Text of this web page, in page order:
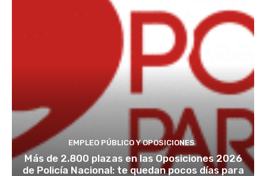
EMPLEO PÚBLICO Y OPOSICIONES
Más de 2.800 plazas en las Oposiciones 2026
de Policía Nacional: te quedan pocos días para